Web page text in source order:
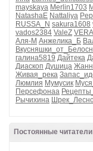
mayskaya Merlin1703
NatashaE Nattaliya
RUSSA_N sakura1608
vados2384 ValeZ
Аля-М Анжелика_Б
галина5819 Дайтека
Диаскоп Душица
Живая_река
Люмлия Мумусик
Персефонаа
Рычихина
Постоянные читатели